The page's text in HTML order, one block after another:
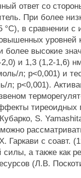
ответ со
При более
°С), в сравнении с
уровней
высокие
и 1,3 (1,2-1,6)
л; р<0,001) и
л; р<0,001).
тиреоидных
S.
Гаркави с соавт.
силы, а также как
(Л.В.